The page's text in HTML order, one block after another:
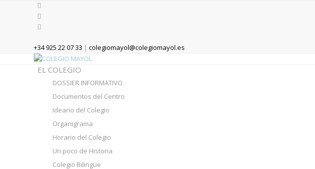
+34 925 22 07 33 | colegiomayol@colegiomayol.es
EL COLEGIO
DOSSIER INFORMATIVO
Documentos del Centro
Ideario del Colegio
Organigrama
Horario del Colegio
Un poco de Historia
Colegio Bilingüe